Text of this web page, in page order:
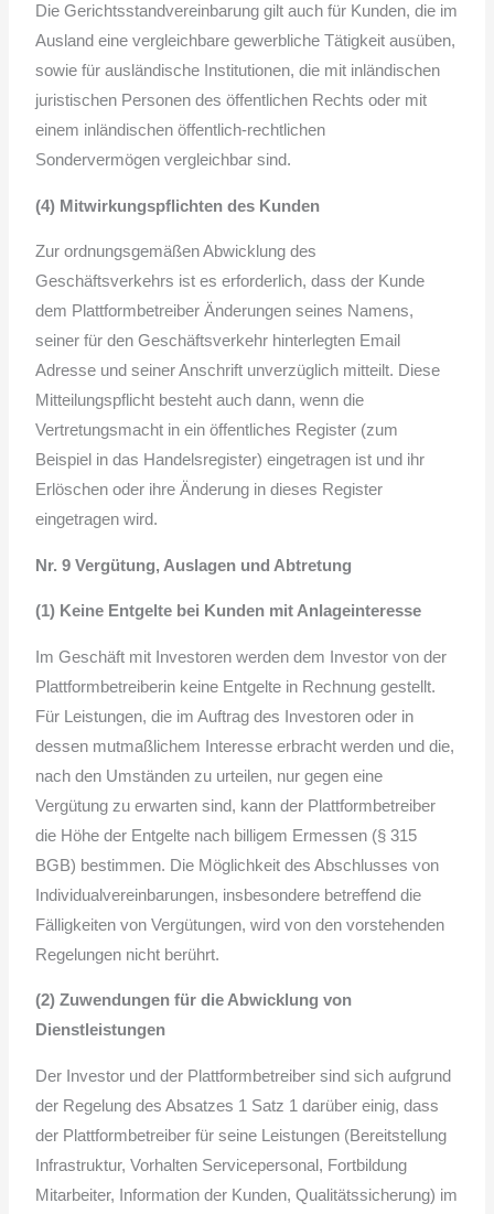
Die Gerichtsstandvereinbarung gilt auch für Kunden, die im
Ausland eine vergleichbare gewerbliche Tätigkeit ausüben,
sowie für ausländische Institutionen, die mit inländischen
juristischen Personen des öffentlichen Rechts oder mit
einem inländischen öffentlich-rechtlichen
Sondervermögen vergleichbar sind.
(4) Mitwirkungspflichten des Kunden
Zur ordnungsgemäßen Abwicklung des
Geschäftsverkehrs ist es erforderlich, dass der Kunde
dem Plattformbetreiber Änderungen seines Namens,
seiner für den Geschäftsverkehr hinterlegten Email
Adresse und seiner Anschrift unverzüglich mitteilt. Diese
Mitteilungspflicht besteht auch dann, wenn die
Vertretungsmacht in ein öffentliches Register (zum
Beispiel in das Handelsregister) eingetragen ist und ihr
Erlöschen oder ihre Änderung in dieses Register
eingetragen wird.
Nr. 9 Vergütung, Auslagen und Abtretung
(1) Keine Entgelte bei Kunden mit Anlageinteresse
Im Geschäft mit Investoren werden dem Investor von der
Plattformbetreiberin keine Entgelte in Rechnung gestellt.
Für Leistungen, die im Auftrag des Investoren oder in
dessen mutmaßlichem Interesse erbracht werden und die,
nach den Umständen zu urteilen, nur gegen eine
Vergütung zu erwarten sind, kann der Plattformbetreiber
die Höhe der Entgelte nach billigem Ermessen (§ 315
BGB) bestimmen. Die Möglichkeit des Abschlusses von
Individualvereinbarungen, insbesondere betreffend die
Fälligkeiten von Vergütungen, wird von den vorstehenden
Regelungen nicht berührt.
(2) Zuwendungen für die Abwicklung von
Dienstleistungen
Der Investor und der Plattformbetreiber sind sich aufgrund
der Regelung des Absatzes 1 Satz 1 darüber einig, dass
der Plattformbetreiber für seine Leistungen (Bereitstellung
Infrastruktur, Vorhalten Servicepersonal, Fortbildung
Mitarbeiter, Information der Kunden, Qualitätssicherung) im